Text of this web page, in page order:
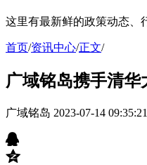
这里有最新鲜的政策动态、
首页/资讯中心/正文/
广域铭岛携手清
广域铭岛 2023-07-14 09:35:21